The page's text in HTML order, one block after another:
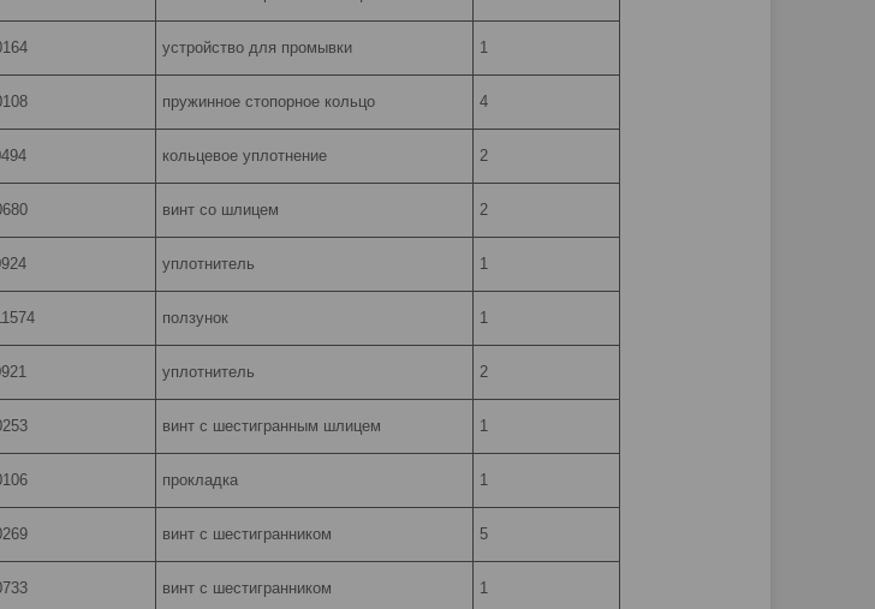
устройство для промывки 1
пружинное стопорное кольцо 4
кольцевое уплотнение 2
винт со шлицем 2
уплотнитель 1
ползунок 1
уплотнитель 2
винт с шестигранным шлицем 1
прокладка 1
винт с шестигранником 5
винт с шестигранником 1